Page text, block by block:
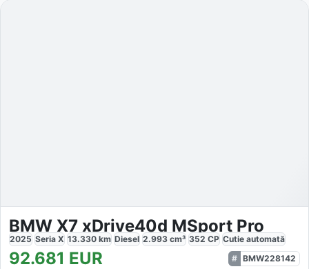
BMW X7 xDrive40d MSport Pro
2025 Seria X 13.330 km Diesel 2.993 cm³ 352 CP Cutie automată
92.681 EUR
BMW228142